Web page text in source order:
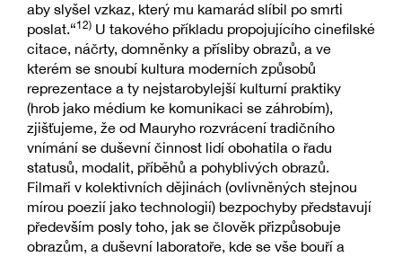
aby slyšel vzkaz, který mu kamarád slíbil po smrti
poslat.“12) U takového příkladu propojujícího cinefilské
citace, náčrty, domněnky a přísliby obrazů, a ve
kterém se snoubí kultura moderních způsobů
reprezentace a ty nejstarobylejší kulturní praktiky
(hrob jako médium ke komunikaci se záhrobím),
zjišťujeme, že od Mauryho rozvrácení tradičního
vnímání se duševní činnost lidí obohatila o řadu
statusů, modalit, příběhů a pohyblivých obrazů.
Filmaři v kolektivních dějinách (ovlivněných stejnou
mírou poezií jako technologií) bezpochyby představují
především posly toho, jak se člověk přizpůsobuje
obrazům, a duševní laboratoře, kde se vše bouří a